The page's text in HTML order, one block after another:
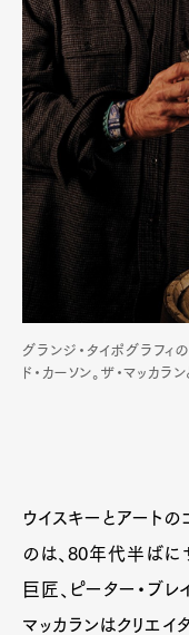
グランジ・タイポグラフィ
ド・カーソン。ザ・マッ
ウイスキーとアート
のは、80年代半ばに
巨匠、ピーター・ブレ
マッカランはクリエ